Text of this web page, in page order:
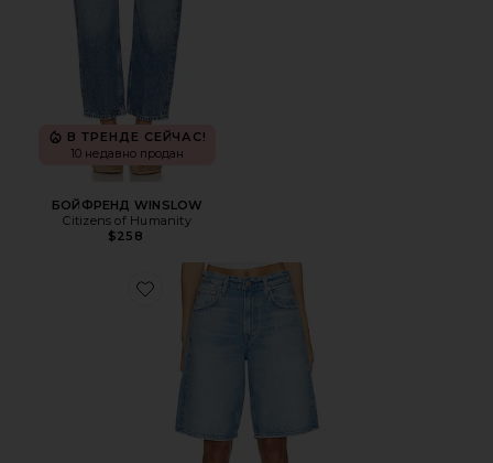
В ТРЕНДЕ СЕЙЧАС!
10 недавно продан
БОЙФРЕНД WINSLOW
Citizens of Humanity
$258
Favorite ШОРТЫ COURT